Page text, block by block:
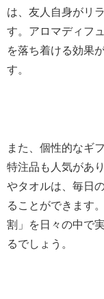
は、友人自身がリ
す。アロマディフ
を落ち着ける効果
す。
また、個性的なギ
特注品も人気があ
やタオルは、毎日
ることができます
割」を日々の中で
るでしょう。